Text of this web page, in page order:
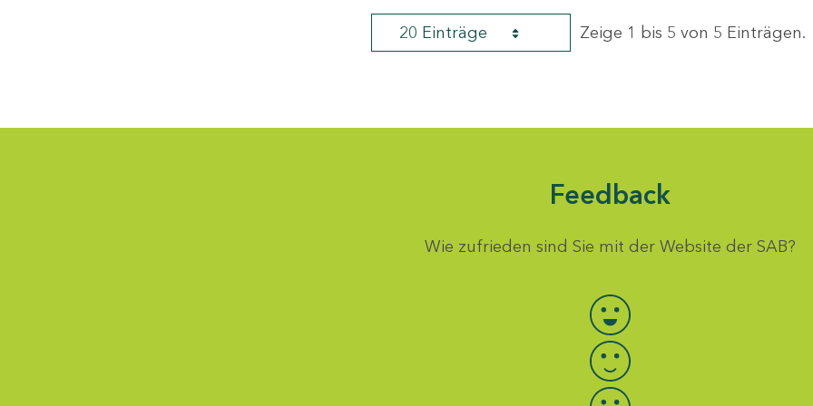
20 Einträge Zeige 1 bis 5 von 5 Einträgen.
Feedback
Wie zufrieden sind Sie mit der Website der SAB?
Bewertung auswählen